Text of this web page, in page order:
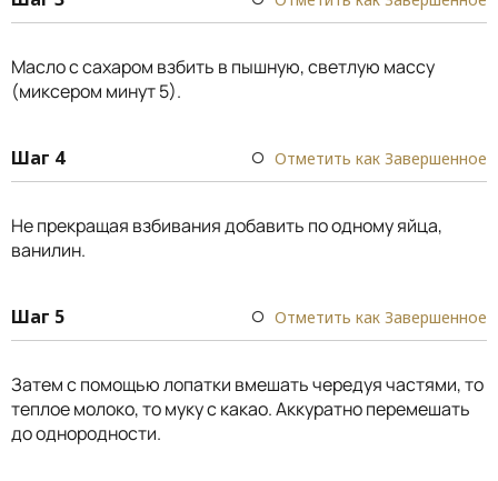
Масло с сахаром взбить в пышную, светлую массу
(миксером минут 5).
Шаг 4 Отметить как Завершенное
Не прекращая взбивания добавить по одному яйца,
ванилин.
Шаг 5 Отметить как Завершенное
Затем с помощью лопатки вмешать чередуя частями, то
теплое молоко, то муку с какао. Аккуратно перемешать
до однородности.